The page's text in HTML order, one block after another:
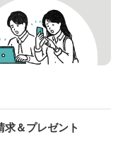
＆プレゼント